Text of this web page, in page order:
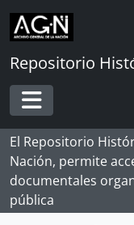
Skip to main content
Repositorio
Toggle
El Repositorio
Nación, permite
documentales
pública